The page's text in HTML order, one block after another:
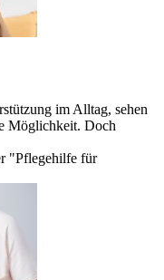
im Alltag, sehen
Möglichkeit. Doch
"Pflegehilfe für